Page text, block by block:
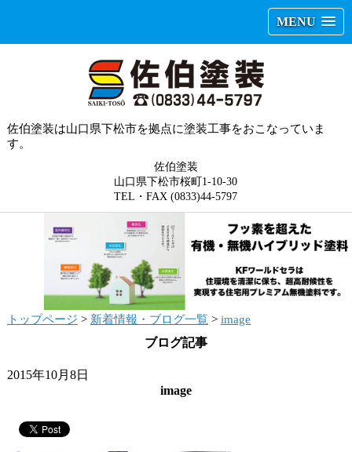
MENU
佐伯塗装は山口県下松市を拠点に塗装工事をおこなっていま
す。
佐伯塗装
山口県下松市桜町1-10-30
TEL・FAX (0833)44-5797
トップページ > 新着情報・ブログ一覧> image
ブログ記事
2015年10月8日
image